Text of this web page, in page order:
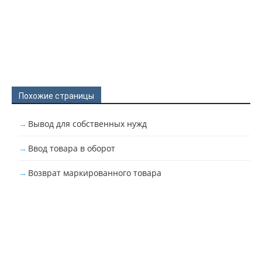
Похожие страницы
Вывод для собственных нужд
Ввод товара в оборот
Возврат маркированного товара